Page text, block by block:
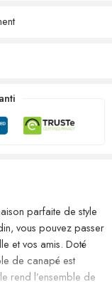
parfaite de style
vous pouvez passer
et vos amis. Doté
de canapé est
rend l’ensemble de